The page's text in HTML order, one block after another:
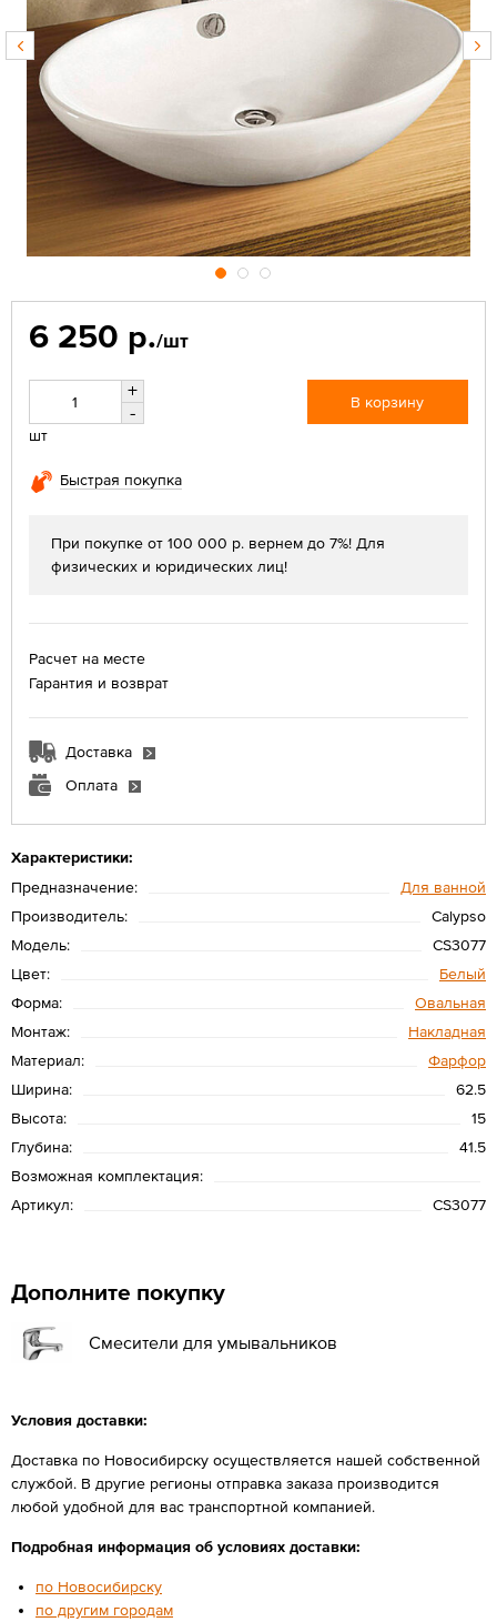
Характеристики:
Предназначение:
Для ванной
Производитель:
Calypso
Модель:
CS3077
Цвет:
Белый
Форма:
Овальная
Монтаж:
Накладная
Материал:
Фарфор
Ширина:
62.5
Высота:
15
Глубина:
41.5
Возможная комплектация:
Артикул:
CS3077
6 250 р./шт
+
-
шт
В корзину
Быстрая покупка
При покупке от 100 000 р. вернем до 7%! Для
физических и юридических лиц!
Расчет на месте
Гарантия и возврат
Доставка
Оплата
Дополните покупку
Смесители для умывальников
Условия доставки:
Доставка по Новосибирску осуществляется нашей собственной
службой. В другие регионы отправка заказа производится
любой удобной для вас транспортной компанией.
Подробная информация об условиях доставки:
по Новосибирску
по другим городам